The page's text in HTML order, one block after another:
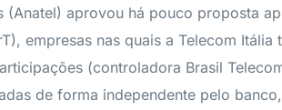
aprovou há pouco proposta
empresas nas quais a Telecom
(controladora Brasil
de forma independente pelo